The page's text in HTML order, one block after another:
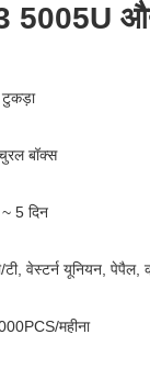
5005U
बॉक्स
5 दिन
टी, वेस्टर्न यूनियन, पेपैल,
महीना